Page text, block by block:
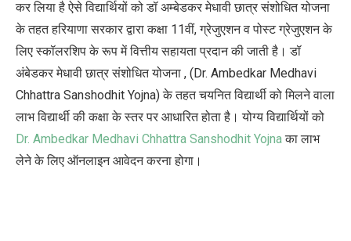
कर लिया है ऐसे विद्यार्थियों को डॉ अम्बेडकर मेधावी छात्र संशोधित योजना
के तहत हरियाणा सरकार द्वारा कक्षा 11वीं, ग्रेजुएशन व पोस्ट ग्रेजुएशन के
लिए स्कॉलरशिप के रूप में वित्तीय सहायता प्रदान की जाती है। डॉ
अंबेडकर मेधावी छात्र संशोधित योजना , (Dr. Ambedkar Medhavi
Chhattra Sanshodhit Yojna) के तहत चयनित विद्यार्थी को मिलने वाला
लाभ विद्यार्थी की कक्षा के स्तर पर आधारित होता है। योग्य विद्यार्थियों को
Dr. Ambedkar Medhavi Chhattra Sanshodhit Yojnaका लाभ
लेने के लिए ऑनलाइन आवेदन करना होगा।